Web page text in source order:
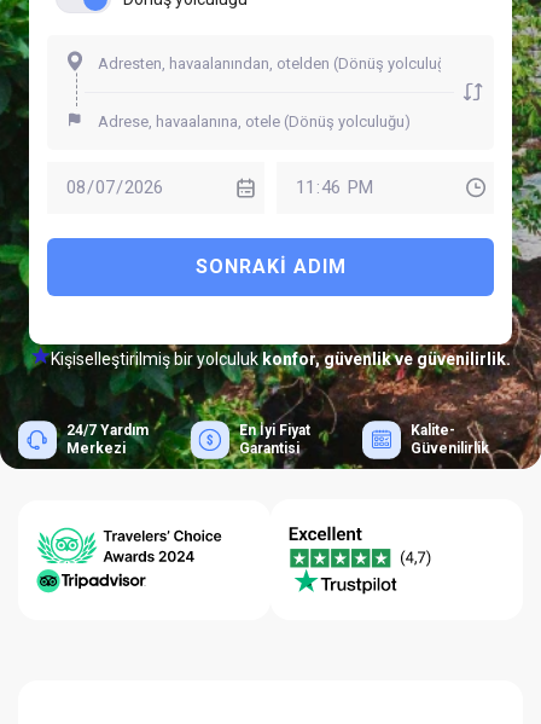
SONRAKI ADIM
Kişiselleştirilmiş bir yolculuk konfor, güvenlik ve güvenilirlik.
24/7 Yardım
Merkezi
En İyi Fiyat
Garantisi
Kalite-
Güvenilirlik